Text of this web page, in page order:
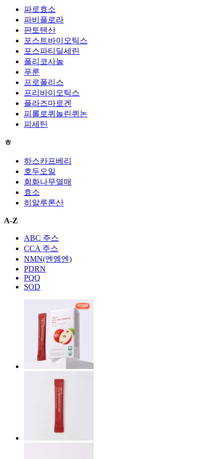
파로효소
파비플로라
판토텐산
포스트바이오틱스
포스파티딜세린
폴리코사놀
푸룬
프로폴리스
프리바이오틱스
플라즈마로겐
피롤로퀴놀린퀴논
피세틴
ㅎ
하스카프베리
호두오일
회화나무열매
효소
히알루론산
A-Z
ABC 주스
CCA 주스
NMN(엔엠엔)
PDRN
PQQ
SOD